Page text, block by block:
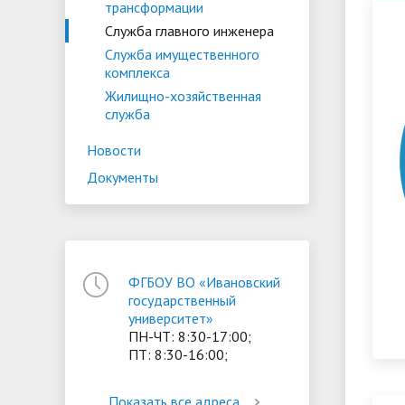
• Конкурсы на замещение
должностей
•
• Координационный центр ИвГУ
• Вход
• Олимпиада "Большие надежды
малых городов"
ориентации и содействия
трудоустройству выпускников
«Карьера»
•
• Платные образовательные услуги
• Стипендии и меры поддержки
обучающихся
•
• Абитуриенту
•
• Организация питания в
образовательной организации
трансформации
Служба главного инженера
Служба имущественного
комплекса
Жилищно-хозяйственная
служба
Новости
Документы
ФГБОУ ВО «Ивановский
государственный
университет»
ПН-ЧТ: 8:30-17:00;
ПТ: 8:30-16:00;